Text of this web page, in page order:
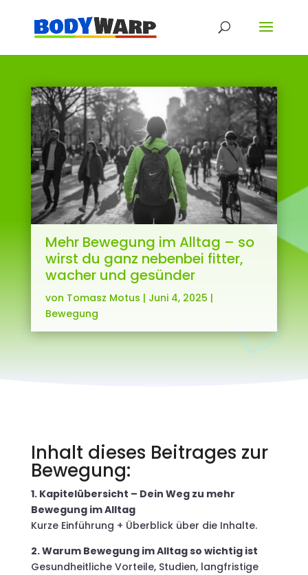
Mehr Bewegung im Alltag – so
wirst du ganz nebenbei fitter,
wacher und gesünder
von Tomasz Motus | Juni 4, 2025 |
Bewegung
Inhalt dieses Beitrages zur
Bewegung:
1. Kapitelübersicht – Dein Weg zu mehr
Bewegung im Alltag
Kurze Einführung + Überblick über die Inhalte.
2. Warum Bewegung im Alltag so wichtig ist
Gesundheitliche Vorteile, Studien, langfristige